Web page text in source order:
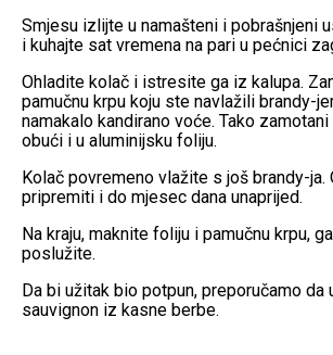
Smjesu izlijte u namašteni i pobrašnjeni
i kuhajte sat vremena na pari u pećnici
Ohladite kolač i istresite ga iz kalupa.
pamučnu krpu koju ste navlažili brandy-
namakalo kandirano voće. Tako
obući i u aluminijsku foliju.
Kolač povremeno vlažite s još brandy-ja.
pripremiti i do mjesec dana unaprijed.
Na kraju, maknite foliju i pamučnu krpu,
poslužite.
Da bi užitak bio potpun, preporučamo da
sauvignon iz kasne berbe.